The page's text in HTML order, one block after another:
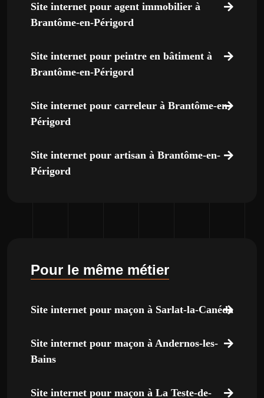
Site internet pour agent immobilier à
Brantôme-en-Périgord
Site internet pour peintre en bâtiment à
Brantôme-en-Périgord
Site internet pour carreleur à Brantôme-en-
Périgord
Site internet pour artisan à Brantôme-en-
Périgord
Pour le même métier
Site internet pour maçon à Sarlat-la-Canéda
Site internet pour maçon à Andernos-les-
Bains
Site internet pour maçon à La Teste-de-